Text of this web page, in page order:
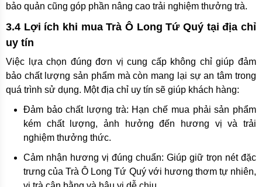
bảo quản cũng góp phần nâng cao trải nghiệm thưởng trà.
3.4 Lợi ích khi mua Trà Ô Long Tứ Quý tại địa chỉ
uy tín
Việc lựa chọn đúng đơn vị cung cấp không chỉ giúp đảm
bảo chất lượng sản phẩm mà còn mang lại sự an tâm trong
quá trình sử dụng. Một địa chỉ uy tín sẽ giúp khách hàng:
Đảm bảo chất lượng trà: Hạn chế mua phải sản phẩm
kém chất lượng, ảnh hưởng đến hương vị và trải
nghiệm thưởng thức.
Cảm nhận hương vị đúng chuẩn: Giúp giữ trọn nét đặc
trưng của Trà Ô Long Tứ Quý với hương thơm tự nhiên,